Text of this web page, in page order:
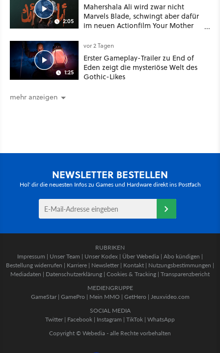
2:05
Mahershala Ali wird zwar nicht
Marvels Blade, schwingt aber dafür
im neuen Actionfilm Your Mother
Schwert
1:25
vor 2 Tagen
Erster Gameplay-Trailer zu End of
Eden zeigt die mysteriöse Welt des
Gothic-Likes
mehr anzeigen
NEWSLETTER BESTELLEN
Hol' dir die neuesten Infos zu Games und Hardware direkt ins Postfach
RUBRIKEN
Impressum | Unser Team | Unser Kodex | Über Webedia | Abo kündigen |
Bestellung widerrufen | Karriere | Newsletter | Kontakt | Nutzungsbestimmungen |
Mediadaten | Datenschutzerklärung | Cookies & Tracking | Transparenzbericht
MEDIENGRUPPE
GameStar| GamePro | Mein MMO | GetHero | Jeuxvideo.com
SOCIAL MEDIA
Twitter | Facebook | Instagram | TikTok | WhatsApp
Copyright © Webedia - alle Rechte vorbehalten